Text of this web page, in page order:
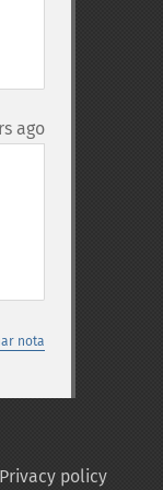
ago
nota
Privacy policy